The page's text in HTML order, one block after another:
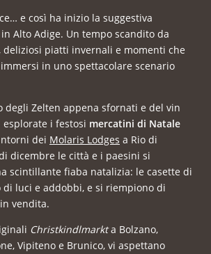
e così ha inizio la suggestiva
Alto Adige. Un tempo scandito da
piatti invernali e momenti che
in uno spettacolare scenario
degli Zelten appena sfornati e del vin
i festosi mercatini di Natale
dei Molaris Lodges a Rio di
dicembre le città e i paesini si
scintillante fiaba natalizia: le casette di
di luci e addobbi, e si riempiono di
vendita.
Christkindlmarkta Bolzano,
Vipiteno e Brunico, vi aspettano